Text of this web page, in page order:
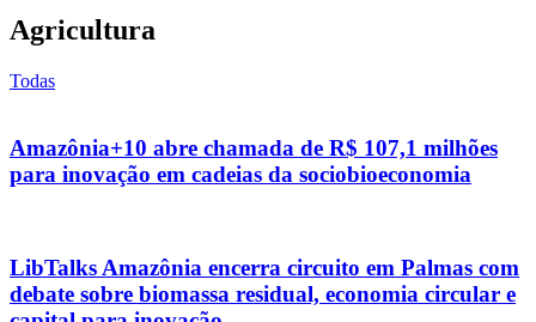
Agricultura
Todas
Amazônia+10 abre chamada de R$ 107,1 milhões
para inovação em cadeias da sociobioeconomia
LibTalks Amazônia encerra circuito em Palmas com
debate sobre biomassa residual, economia circular e